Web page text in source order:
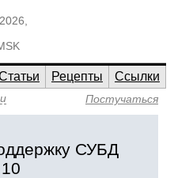
Рецепты
Ссылки
Постучаться
СУБД